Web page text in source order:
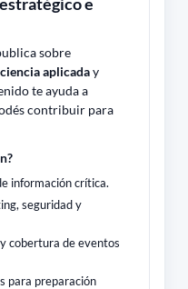
sobre
ciencia aplicaday
te ayuda a
contribuir para
información crítica.
seguridad y
cobertura de eventos
para preparación